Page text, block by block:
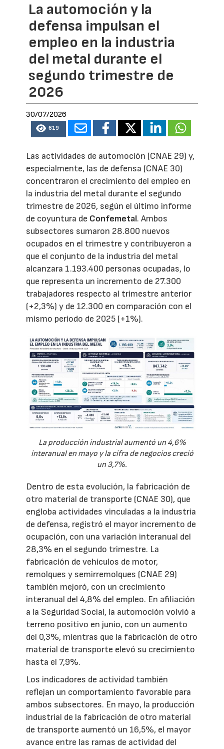
La automoción y la
defensa impulsan el
empleo en la industria
del metal durante el
segundo trimestre de
2026
30/07/2026
619
Las actividades de automoción (CNAE 29) y,
especialmente, las de defensa (CNAE 30)
concentraron el crecimiento del empleo en
la industria del metal durante el segundo
trimestre de 2026, según el último informe
de coyuntura de Confemetal. Ambos
subsectores sumaron 28.800 nuevos
ocupados en el trimestre y contribuyeron a
que el conjunto de la industria del metal
alcanzara 1.193.400 personas ocupadas, lo
que representa un incremento de 27.300
trabajadores respecto al trimestre anterior
(+2,3%) y de 12.300 en comparación con el
mismo periodo de 2025 (+1%).
La producción industrial aumentó un 4,6%
interanual en mayo y la cifra de negocios creció
un 3,7%.
Dentro de esta evolución, la fabricación de
otro material de transporte (CNAE 30), que
engloba actividades vinculadas a la industria
de defensa, registró el mayor incremento de
ocupación, con una variación interanual del
28,3% en el segundo trimestre. La
fabricación de vehículos de motor,
remolques y semirremolques (CNAE 29)
también mejoró, con un crecimiento
interanual del 4,8% del empleo. En afiliación
a la Seguridad Social, la automoción volvió a
terreno positivo en junio, con un aumento
del 0,3%, mientras que la fabricación de otro
material de transporte elevó su crecimiento
hasta el 7,9%.
Los indicadores de actividad también
reflejan un comportamiento favorable para
ambos subsectores. En mayo, la producción
industrial de la fabricación de otro material
de transporte aumentó un 16,5%, el mayor
avance entre las ramas de actividad del